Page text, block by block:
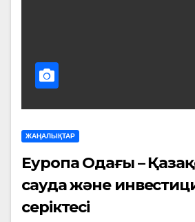
ЖАҢАЛЫҚТАР
Еуропа Одағы –
сауда және
серіктесі